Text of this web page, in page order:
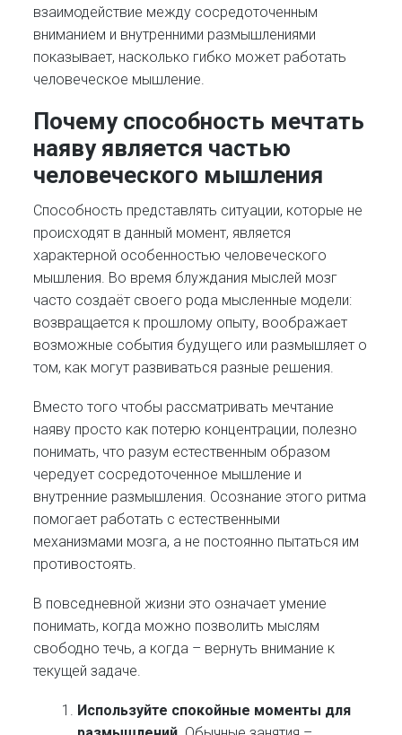
взаимодействие между сосредоточенным
вниманием и внутренними размышлениями
показывает, насколько гибко может работать
человеческое мышление.
Почему способность мечтать
наяву является частью
человеческого мышления
Способность представлять ситуации, которые не
происходят в данный момент, является
характерной особенностью человеческого
мышления. Во время блуждания мыслей мозг
часто создаёт своего рода мысленные модели:
возвращается к прошлому опыту, воображает
возможные события будущего или размышляет о
том, как могут развиваться разные решения.
Вместо того чтобы рассматривать мечтание
наяву просто как потерю концентрации, полезно
понимать, что разум естественным образом
чередует сосредоточенное мышление и
внутренние размышления. Осознание этого ритма
помогает работать с естественными
механизмами мозга, а не постоянно пытаться им
противостоять.
В повседневной жизни это означает умение
понимать, когда можно позволить мыслям
свободно течь, а когда – вернуть внимание к
текущей задаче.
Используйте спокойные моменты для